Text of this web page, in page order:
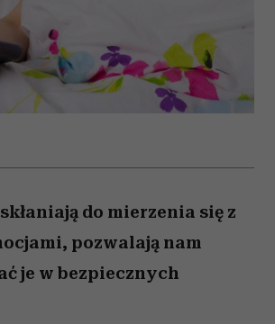
do mierzenia się z
pozwalają nam
je w bezpiecznych